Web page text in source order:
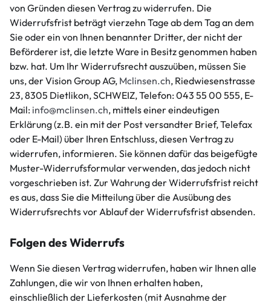
von Gründen diesen Vertrag zu widerrufen. Die
Widerrufsfrist beträgt vierzehn Tage ab dem Tag an dem
Sie oder ein von Ihnen benannter Dritter, der nicht der
Beförderer ist, die letzte Ware in Besitz genommen haben
bzw. hat. Um Ihr Widerrufsrecht auszuüben, müssen Sie
uns, der Vision Group AG, Mclinsen.ch, Riedwiesenstrasse
23, 8305 Dietlikon, SCHWEIZ, Telefon: 043 55 00 555, E-
Mail: info@mclinsen.ch, mittels einer eindeutigen
Erklärung (z.B. ein mit der Post versandter Brief, Telefax
oder E-Mail) über Ihren Entschluss, diesen Vertrag zu
widerrufen, informieren. Sie können dafür das beigefügte
Muster-Widerrufsformular verwenden, das jedoch nicht
vorgeschrieben ist. Zur Wahrung der Widerrufsfrist reicht
es aus, dass Sie die Mitteilung über die Ausübung des
Widerrufsrechts vor Ablauf der Widerrufsfrist absenden.
Folgen des Widerrufs
Wenn Sie diesen Vertrag widerrufen, haben wir Ihnen alle
Zahlungen, die wir von Ihnen erhalten haben,
einschließlich der Lieferkosten (mit Ausnahme der